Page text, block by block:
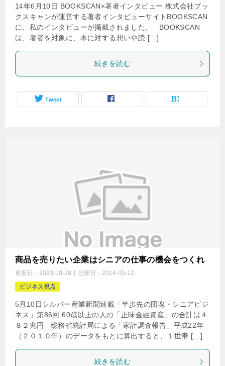
14年6月10日 BOOKSCAN×著者インタビュー 株式会社ブッ
クスキャンが運営する著者インタビューサイトBOOKSCAN
に、私のインタビューが掲載されました。 BOOKSCAN
は、著者を対象に、本に対する想いや読 […]
続きを読む
Tweet
商品を売りたい企業はシニアの仕事の機会をつくれ
更新日： 2023-10-28 公開日： 2014-05-12
ビジネス視点
5月10日シルバー産業新聞連載「半歩先の団塊・シニアビジ
ネス」第86回 60歳以上の人の「正味金融資産」の合計は４
８２兆円 総務省統計局による「家計調査報告」平成22年
（２０１０年）のデータをもとに算出すると、１世帯 […]
続きを読む